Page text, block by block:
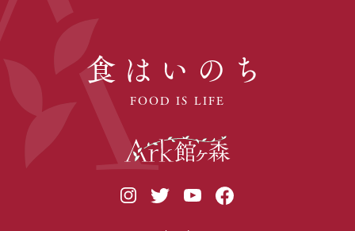
食はいのち
FOOD IS LIFE